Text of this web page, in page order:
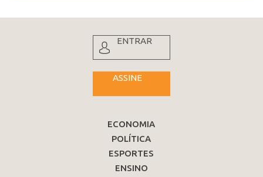
ENTRAR
ASSINE
ECONOMIA
POLÍTICA
ESPORTES
ENSINO